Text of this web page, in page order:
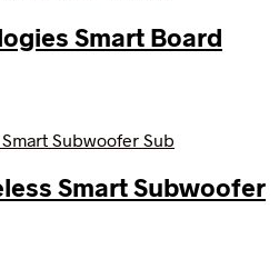
Smart Board
Smart Subwoofer